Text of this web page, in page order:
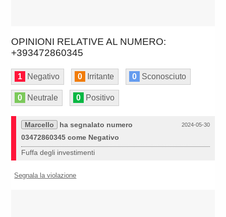
OPINIONI RELATIVE AL NUMERO:
+393472860345
1 Negativo 0 Irritante 0 Sconosciuto
0 Neutrale 0 Positivo
2024-05-30
Marcello
ha segnalato numero
03472860345 come Negativo
Fuffa degli investimenti
Segnala la violazione